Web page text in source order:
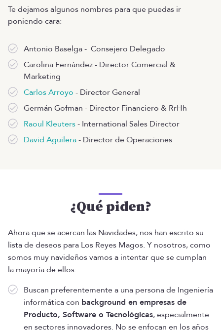
Te dejamos algunos nombres para que puedas ir
poniendo cara:
Antonio Baselga - Consejero Delegado
Carolina Fernández - Director Comercial &
Marketing
Carlos Arroyo - Director General
Germán Gofman - Director Financiero & RrHh
Raoul Kleuters- International Sales Director
David Aguilera- Director de Operaciones
¿Qué piden?
Ahora que se acercan las Navidades, nos han escrito su
lista de deseos para Los Reyes Magos. Y nosotros, como
somos muy navideños vamos a intentar que se cumplan
la mayoría de ellos:
Buscan preferentemente a una persona de Ingeniería
informática con background en empresas de
Producto, Software o Tecnológicas, especialmente
en sectores innovadores. No se enfocan en los años